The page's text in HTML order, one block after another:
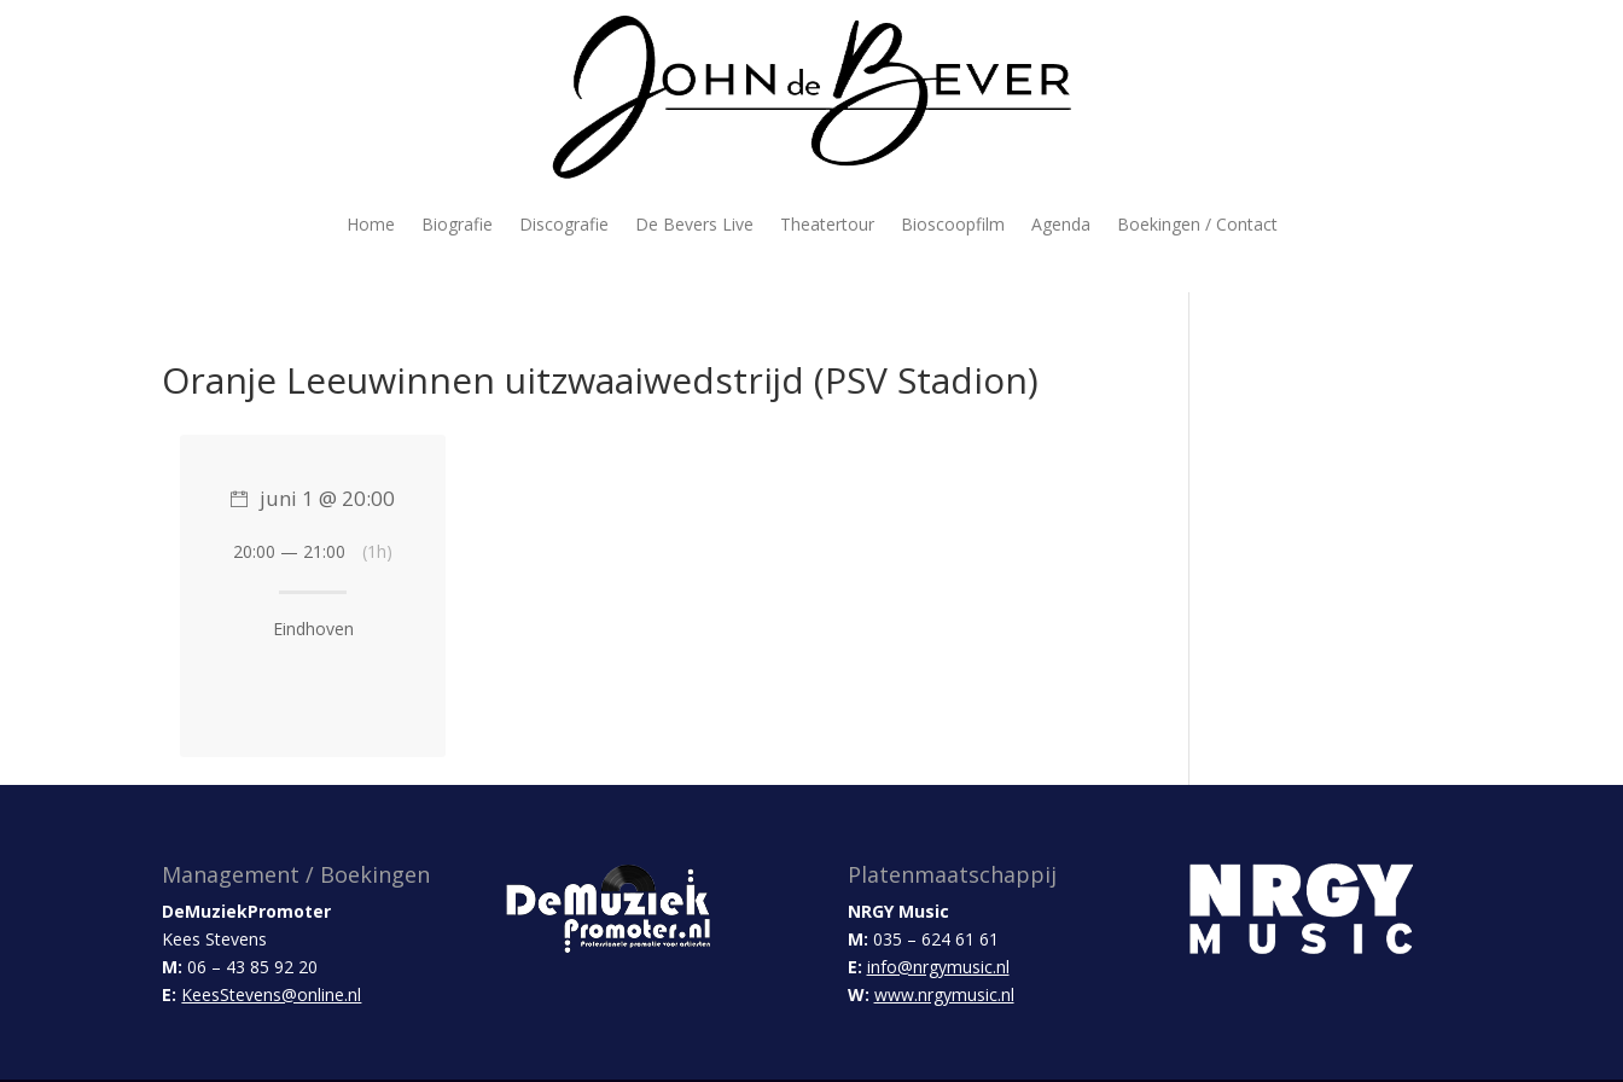
Home Biografie Discografie De Bevers Live Theatertour Bioscoopfilm Agenda Boekingen / Contact
Oranje Leeuwinnen uitzwaaiwedstrijd (PSV Stadion)
juni 1 @ 20:00
20:00 — 21:00 (1h)
Eindhoven
Management / Boekingen
DeMuziekPromoter
Kees Stevens
M: 06 – 43 85 92 20
E: KeesStevens@online.nl
Platenmaatschappij
NRGY Music
M: 035 – 624 61 61
E: info@nrgymusic.nl
W: www.nrgymusic.nl